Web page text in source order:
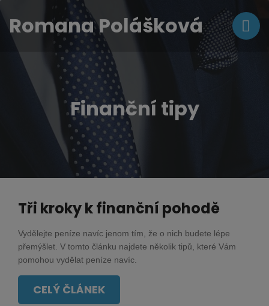
Romana Polášková
Finanční tipy
Tři kroky k finanční pohodě
Vydělejte peníze navíc jenom tím, že o nich budete lépe
přemýšlet. V tomto článku najdete několik tipů, které Vám
pomohou vydělat peníze navíc.
CELÝ ČLÁNEK